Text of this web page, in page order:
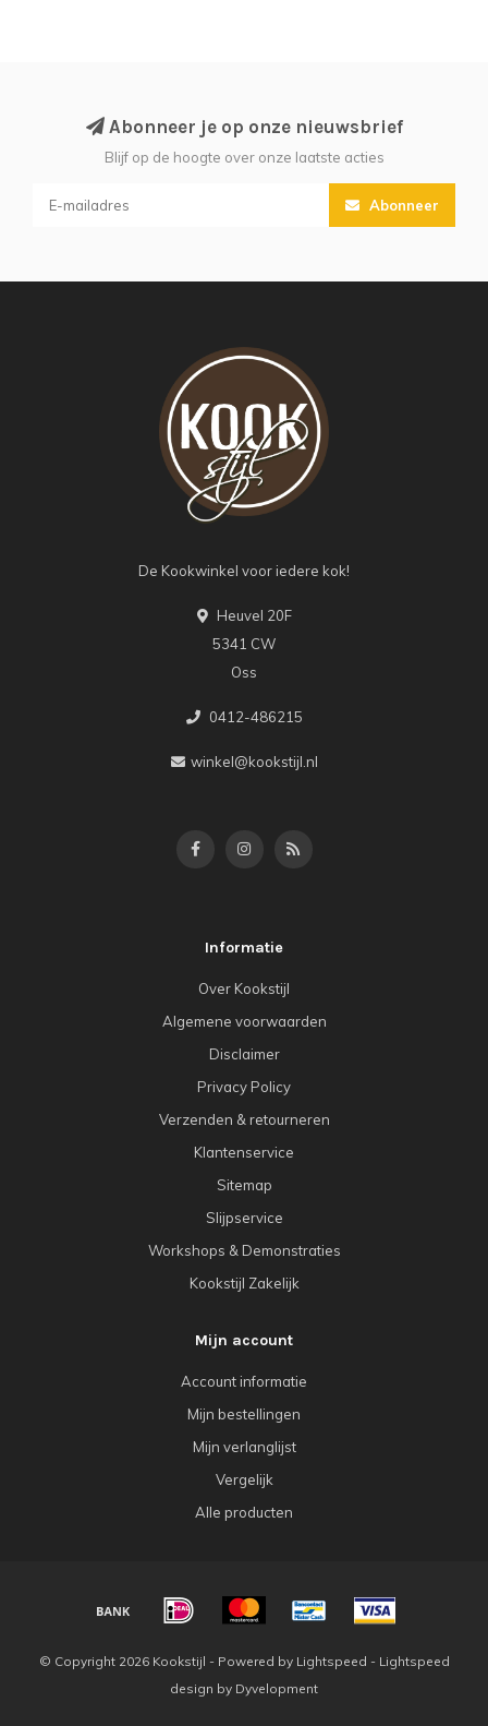
Abonneer je op onze nieuwsbrief
Blijf op de hoogte over onze laatste acties
Abonneer
De Kookwinkel voor iedere kok!
Heuvel 20F
5341 CW
Oss
0412-486215
winkel@kookstijl.nl
Informatie
Over Kookstijl
Algemene voorwaarden
Disclaimer
Privacy Policy
Verzenden & retourneren
Klantenservice
Sitemap
Slijpservice
Workshops & Demonstraties
Kookstijl Zakelijk
Mijn account
Account informatie
Mijn bestellingen
Mijn verlanglijst
Vergelijk
Alle producten
© Copyright 2026 Kookstijl - Powered by Lightspeed - Lightspeed
design by Dyvelopment